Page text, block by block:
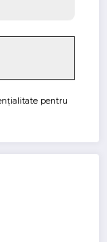
pentru